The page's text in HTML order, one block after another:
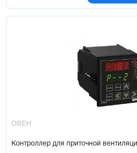
ОВЕН
Контроллер для приточной